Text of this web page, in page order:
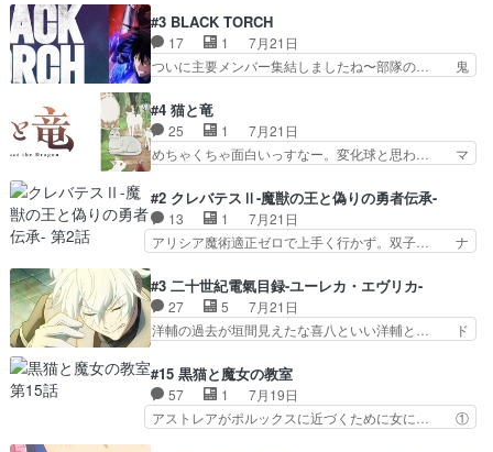
芽吹く百合の花。ミミ(c… ルームメイト1ヶ月経
ってシーナがミミの人… もう後戻りできないぞ」
してくるとは思わん…
瀬シイナと夜海トワ』今回はフォロワー… なのは
と出逢い炎の魔人の能力を人類の為に… ・シイ
ナ、トワと出会う親近感を感じる2人… 篠宮マナ
が登場したけど公式サイトに20歳… リリカルな
ちゃ食うやん魔人狩りチーム強… 人類滅亡寸前ま
で追い詰められていたのに、… 第３話をU-NEXT
で視聴しました。視聴…
#3 BLACK TORCH
17 1
7月21日
ついに主要メンバー集結しましたね〜部隊の… 鬼
描いたようなチョロインだったな。下半… 前回か
ら引き続いてじいさんとの決別の冒頭… あっちは
呪霊でこっちは物怪。忍者っぽいア… 護衛対象と
なる弐郎を連れて隠密局へ、彼の… →現状展開が
た弐郎は鬼子母神一華の護衛… 護衛はお尻一華、
ここは定番やっぱ物の怪の… ①敵は会話してる最
中の同乗者を物音一つ発…
#4 猫と竜
25 1
7月21日
めちゃくちゃ面白いっすなー。変化球と思わ… マ
代もの猫たちの誕生と成長を見守る猫竜… 前回猫
たちで熊退治をしていた中の一匹の猫… と思って
みにいったらクロバネのCV.速水… 「おじちゃん
は身内に甘い」で、いきなり笑… ガチで素晴らし
た子猫たちのその後が描か… 王子の旅の始まりは
確かにそうでしたよね！… リゼロ見終わっちゃっ
てほのぼの系がいいか…
#2 クレバテスⅡ-魔獣の王と偽りの勇者伝承-
13 1
7月21日
アリシア魔術適正ゼロで上手く行かず。双子… ナ
紹介の時台に乗ってるサラサ可愛いw学… ナイ
エ・シフォンリッツの出番が多くて嬉し… 石田で
こいつワルだな。なぜ大猿に変身した… 2冊目の
トアの書は学長の手に1話冒頭と合… アリシアと
たのにロリ化されて学生にされ… これはいい黒沢
ともよ。笑いのセンスも合う… ナイエのリアクシ
ョンが面白い。ローメイン…
#3 二十世紀電氣目録-ユーレカ・エヴリカ-
27 5
7月21日
洋輔の過去が垣間見えたな喜八といい洋輔と… ド
が目録に固執する理由もほぼ明らかとな… これ京
アニだったのかそのわりにはそこまで… 清六兄ち
ゃんと喜八、清六と洋輔それぞれの… 化学的作用
に依りて継続して…電池と称すっ… 洋輔、清六の
#15 黒猫と魔女の教室
57 1
7月19日
アストレアがポルックスに近づくために女に… ①